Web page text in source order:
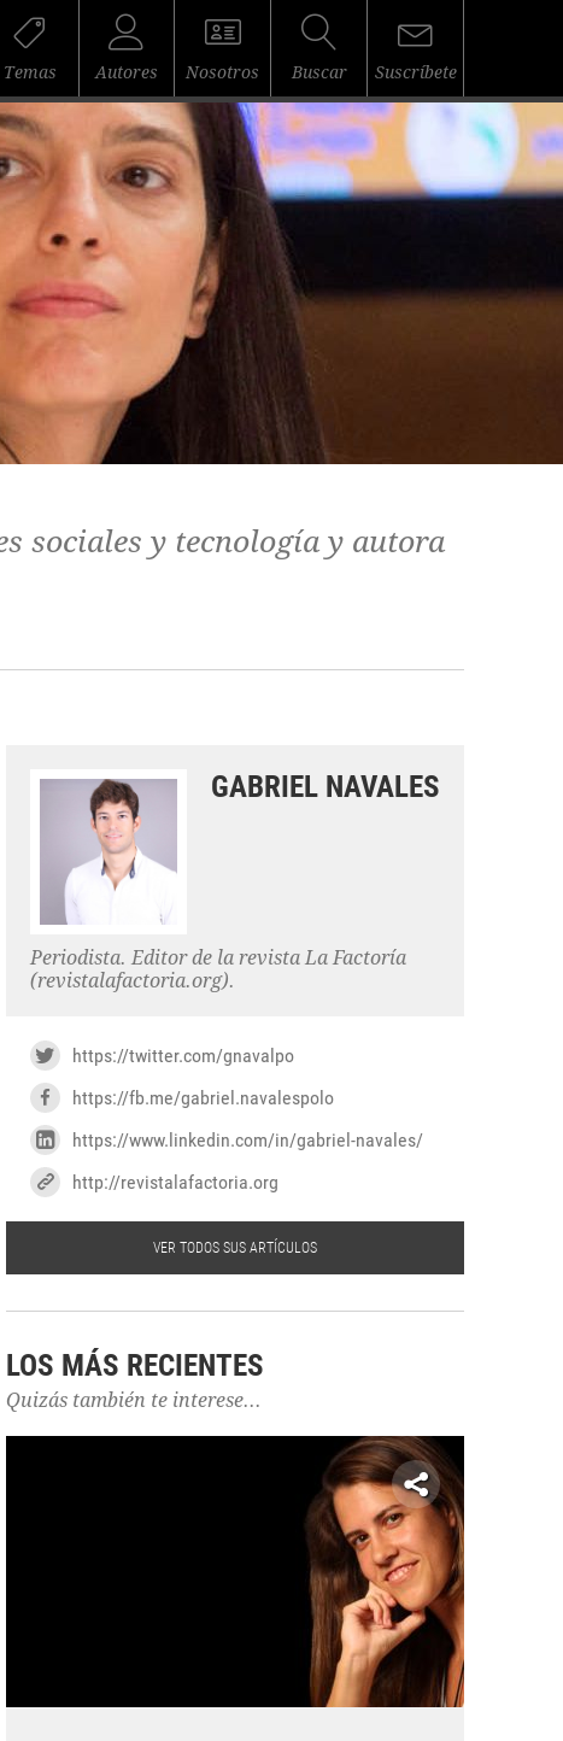
Temas Autores Nosotros Buscar Suscríbete
sociales y tecnología y autora
GABRIEL NAVALES
Periodista. Editor de la revista La Factoría
(revistalafactoria.org).
https://twitter.com/gnavalpo
https://fb.me/gabriel.navalespolo
https://www.linkedin.com/in/gabriel-navales/
http://revistalafactoria.org
VER TODOS SUS ARTÍCULOS
LOS MÁS RECIENTES
Quizás también te interese...